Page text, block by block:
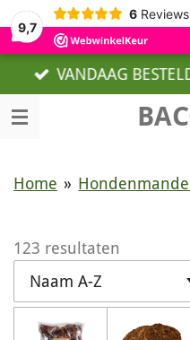
9,7
6 Reviews
VANDAAG
Home »
123 resultaten